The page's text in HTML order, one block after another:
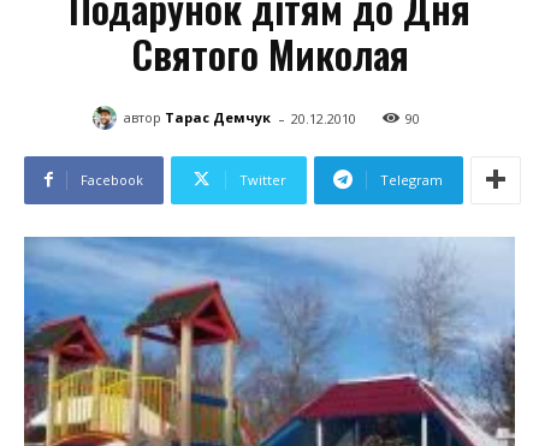
Святого Миколая
автор Тарас Демчук - 20.12.2010 90
Facebook Twitter Telegram